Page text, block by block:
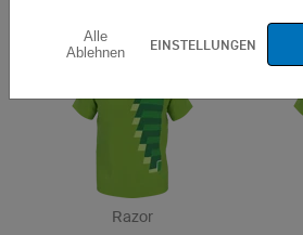
Razor
Alle
Ablehnen
EINSTELLUNGEN